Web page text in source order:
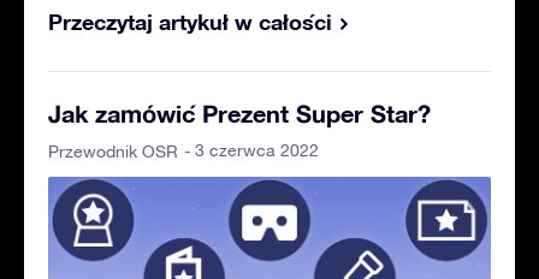
Przeczytaj artykuł w całości
Jak zamówić Prezent Super Star?
Przewodnik OSR - 3 czerwca 2022